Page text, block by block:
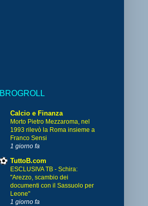
BROGROLL
Calcio e Finanza
Morto Pietro Mezzaroma, nel
1993 rilevò la Roma insieme a
Franco Sensi
1 giorno fa
TuttoB.com
ESCLUSIVA TB - Schira:
"Arezzo, scambio dei
documenti con il Sassuolo per
Leone"
1 giorno fa